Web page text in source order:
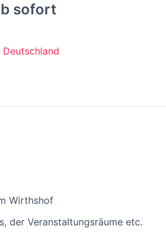
sofort
Wirthshof
der Veranstaltungsräume etc.